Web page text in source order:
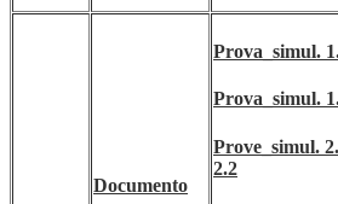
Documento
Prova_simul.
Prova_simul.
Prove_simul.
2.2